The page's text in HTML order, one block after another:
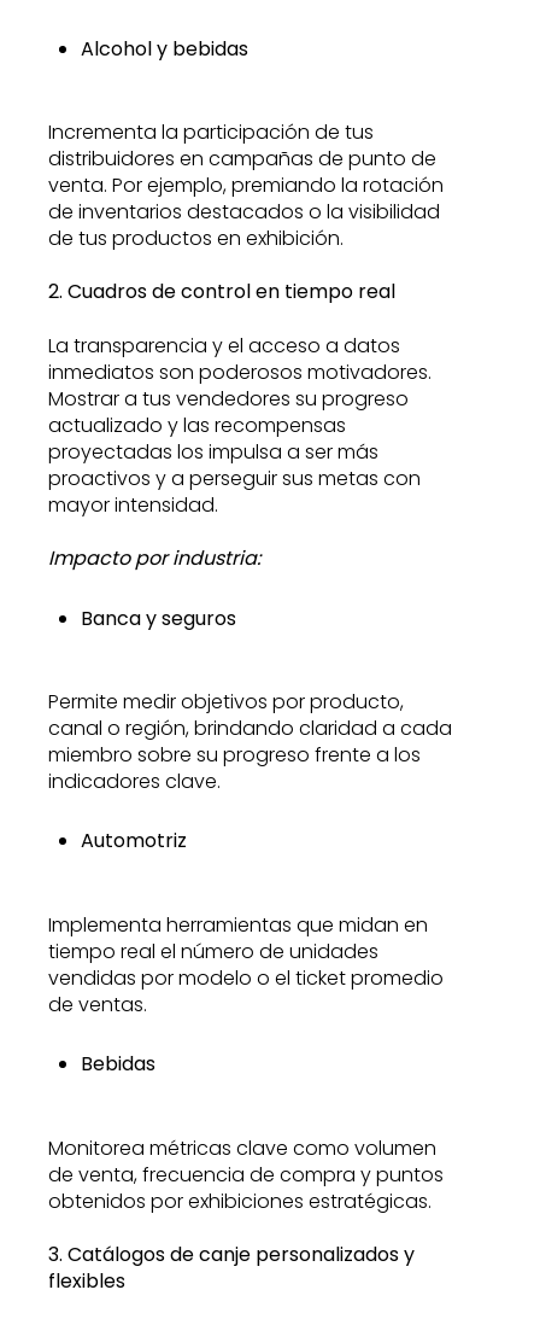
Alcohol y bebidas
Incrementa la participación de tus
distribuidores en campañas de punto de
venta. Por ejemplo, premiando la rotación
de inventarios destacados o la visibilidad
de tus productos en exhibición.
2. Cuadros de control en tiempo real
La transparencia y el acceso a datos
inmediatos son poderosos motivadores.
Mostrar a tus vendedores su progreso
actualizado y las recompensas
proyectadas los impulsa a ser más
proactivos y a perseguir sus metas con
mayor intensidad.
Impacto por industria:
Banca y seguros
Permite medir objetivos por producto,
canal o región, brindando claridad a cada
miembro sobre su progreso frente a los
indicadores clave.
Automotriz
Implementa herramientas que midan en
tiempo real el número de unidades
vendidas por modelo o el ticket promedio
de ventas.
Bebidas
Monitorea métricas clave como volumen
de venta, frecuencia de compra y puntos
obtenidos por exhibiciones estratégicas.
3. Catálogos de canje personalizados y
flexibles